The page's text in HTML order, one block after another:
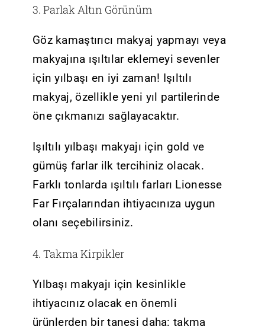
3. Parlak Altın Görünüm
Göz kamaştırıcı makyaj yapmayı veya
makyajına ışıltılar eklemeyi sevenler
için yılbaşı en iyi zaman! Işıltılı
makyaj, özellikle yeni yıl partilerinde
öne çıkmanızı sağlayacaktır.
Işıltılı yılbaşı makyajı için gold ve
gümüş farlar ilk tercihiniz olacak.
Farklı tonlarda ışıltılı farları Lionesse
Far Fırçalarından ihtiyacınıza uygun
olanı seçebilirsiniz.
4. Takma Kirpikler
Yılbaşı makyajı için kesinlikle
ihtiyacınız olacak en önemli
ürünlerden bir tanesi daha: takma